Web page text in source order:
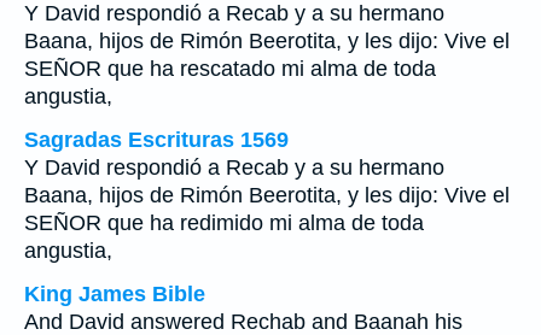
Y David respondió a Recab y a su hermano
Baana, hijos de Rimón Beerotita, y les dijo: Vive el
SEÑOR que ha rescatado mi alma de toda
angustia,
Sagradas Escrituras 1569
Y David respondió a Recab y a su hermano
Baana, hijos de Rimón Beerotita, y les dijo: Vive el
SEÑOR que ha redimido mi alma de toda
angustia,
King James Bible
And David answered Rechab and Baanah his